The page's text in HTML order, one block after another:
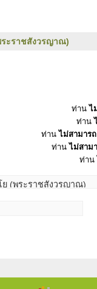
ะราชสังวรญาณ)
ท่านไ
ท่าน
ท่านไม่สามารถ
ท่านไม่สาม
ท่าน